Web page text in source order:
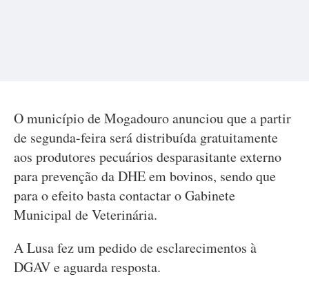
O município de Mogadouro anunciou que a partir
de segunda-feira será distribuída gratuitamente
aos produtores pecuários desparasitante externo
para prevenção da DHE em bovinos, sendo que
para o efeito basta contactar o Gabinete
Municipal de Veterinária.
A Lusa fez um pedido de esclarecimentos à
DGAV e aguarda resposta.